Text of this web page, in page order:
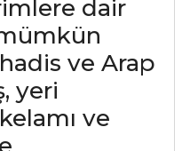
dair
ve Arap
yeri
ve